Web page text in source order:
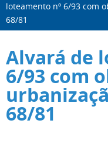
loteamento nº 6/93 com
68/81
Alvará de
6/93 com
68/81